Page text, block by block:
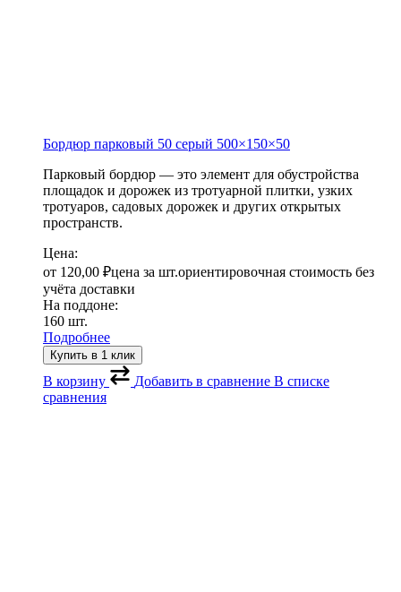
Бордюр парковый 50 серый 500×150×50
Парковый бордюр — это элемент для обустройства
площадок и дорожек из тротуарной плитки, узких
тротуаров, садовых дорожек и других открытых
пространств.
Цена:
от 120,00 ₽цена за шт.ориентировочная стоимость без
учёта доставки
На поддоне:
160 шт.
Подробнее
Купить в 1 клик
В корзину Добавить в сравнение В списке
сравнения